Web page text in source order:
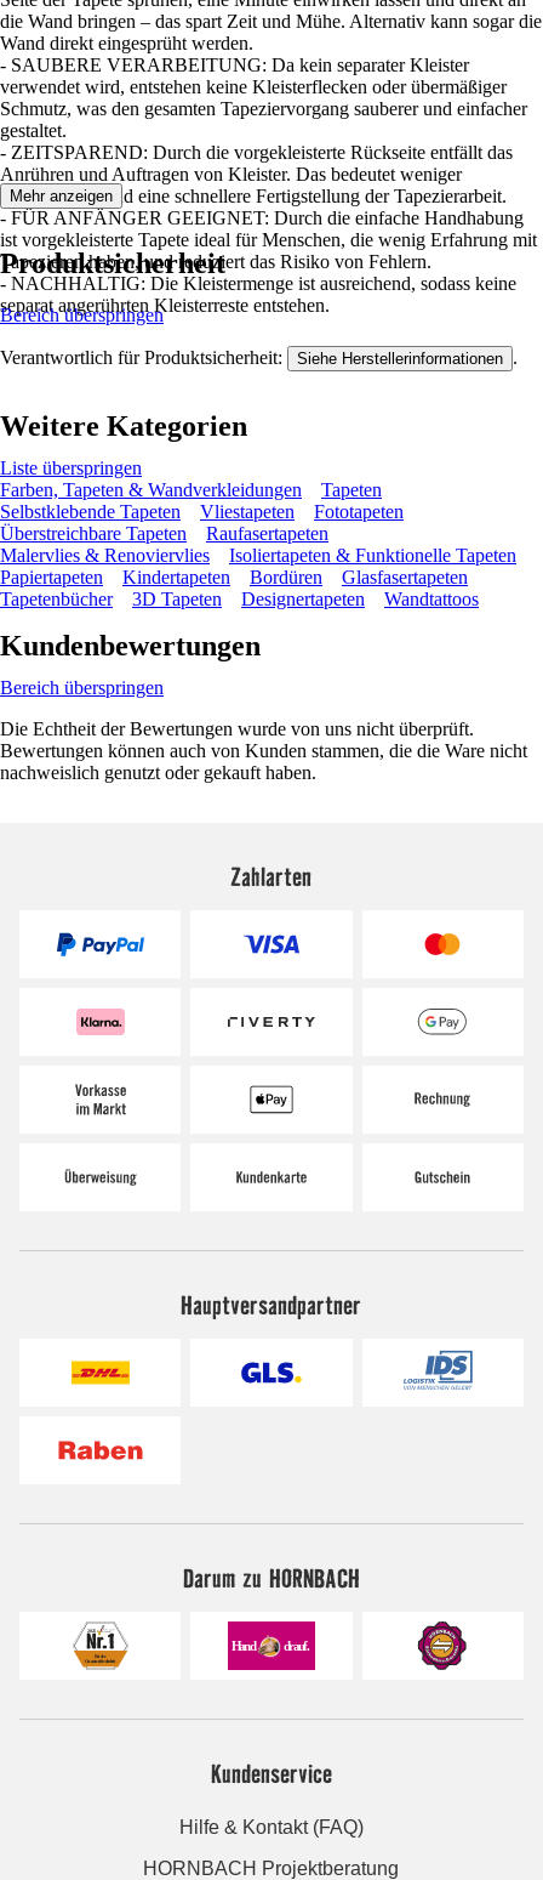
die Wand bringen – das spart Zeit und Mühe. Alternativ kann sogar die
Wand direkt eingesprüht werden.
- SAUBERE VERARBEITUNG: Da kein separater Kleister
verwendet wird, entstehen keine Kleisterflecken oder übermäßiger
Schmutz, was den gesamten Tapeziervorgang sauberer und einfacher
gestaltet.
- ZEITSPAREND: Durch die vorgekleisterte Rückseite entfällt das
Anrühren und Auftragen von Kleister. Das bedeutet weniger
Vorbereitung und eine schnellere Fertigstellung der Tapezierarbeit.
- FÜR ANFÄNGER GEEIGNET: Durch die einfache Handhabung
ist vorgekleisterte Tapete ideal für Menschen, die wenig Erfahrung mit
Tapezieren haben, und reduziert das Risiko von Fehlern.
- NACHHALTIG: Die Kleistermenge ist ausreichend, sodass keine
separat angerührten Kleisterreste entstehen.
Mehr anzeigen
Produktsicherheit
Bereich überspringen
Verantwortlich für Produktsicherheit: Siehe Herstellerinformationen .
Weitere Kategorien
Liste überspringen
Farben, Tapeten & Wandverkleidungen
Tapeten
Selbstklebende Tapeten
Vliestapeten
Fototapeten
Überstreichbare Tapeten
Raufasertapeten
Malervlies & Renoviervlies
Isoliertapeten & Funktionelle Tapeten
Papiertapeten
Kindertapeten Bordüren
Glasfasertapeten
Tapetenbücher
3D Tapeten Designertapeten Wandtattoos
Kundenbewertungen
Bereich überspringen
Die Echtheit der Bewertungen wurde von uns nicht überprüft.
Bewertungen können auch von Kunden stammen, die die Ware nicht
nachweislich genutzt oder gekauft haben.
Zahlarten
Hauptversandpartner
Darum zu HORNBACH
Kundenservice
Hilfe & Kontakt (FAQ)
HORNBACH Projektberatung